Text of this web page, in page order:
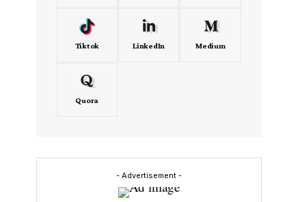
Tiktok LinkedIn Medium
Quora
- Advertisement -